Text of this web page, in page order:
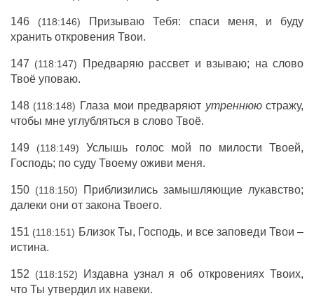
146 (118:146) Призываю Тебя: спаси меня, и буду
хранить откровения Твои.
147 (118:147)
Предваряю рассвет и взываю; на слово
Твоё уповаю.
148 (118:148) Глаза мои предваряют утреннююстражу,
чтобы мне углубляться в слово Твоё.
149 (118:149) Услышь голос мой по милости Твоей,
Господь; по суду Твоему оживи меня.
150 (118:150) Приблизились замышляющие лукавство;
далеки они от закона Твоего.
151 (118:151) Близок Ты, Господь, и все заповеди Твои –
истина.
152 (118:152) Издавна узнал я об откровениях Твоих,
что Ты утвердил их навеки.